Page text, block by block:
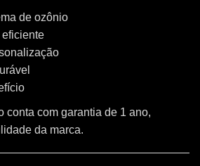
de ozônio
eficiente
conta com garantia de 1 ano,
da marca.